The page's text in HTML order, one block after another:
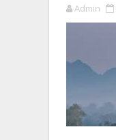
Admin